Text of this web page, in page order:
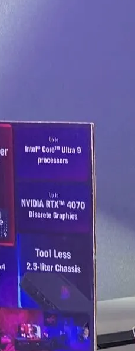
Россиянам Ввозить
Ноутбуки И Автомобили
Под Ключ Москва
Применения Кладочного